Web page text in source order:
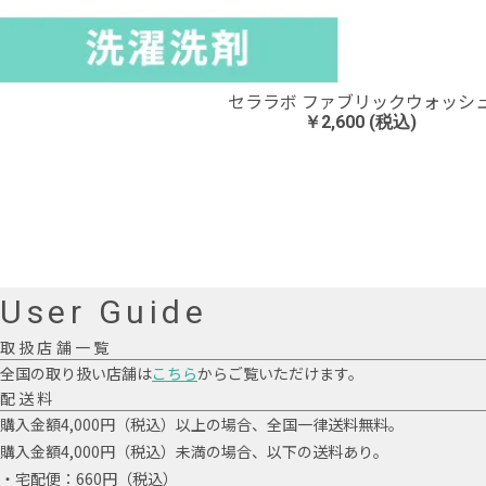
セララボ ファブリックウォッシ
￥2,600 (税込)
User Guide
取扱店舗一覧
全国の取り扱い店舗はこちらからご覧いただけます。
配送料
購入金額4,000円（税込）以上の場合、全国一律送料無料。
購入金額4,000円（税込）未満の場合、以下の送料あり。
・宅配便：660円（税込）